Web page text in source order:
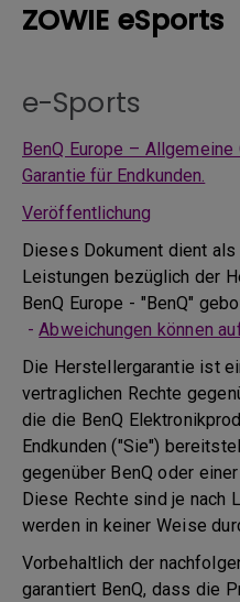
ZOWIE eSports
e-Sports
BenQ Europe –
Garantie für Endkunden.
Veröffentlichung
Dieses Dokument dient
Leistungen bezüglich der
BenQ Europe - "BenQ"
-Abweichungen können
Die Herstellergarantie ist
vertraglichen Rechte
die die BenQ
Endkunden ("Sie")
gegenüber BenQ oder
Diese Rechte sind je nach
werden in keiner Weise
Vorbehaltlich der
garantiert BenQ, dass die